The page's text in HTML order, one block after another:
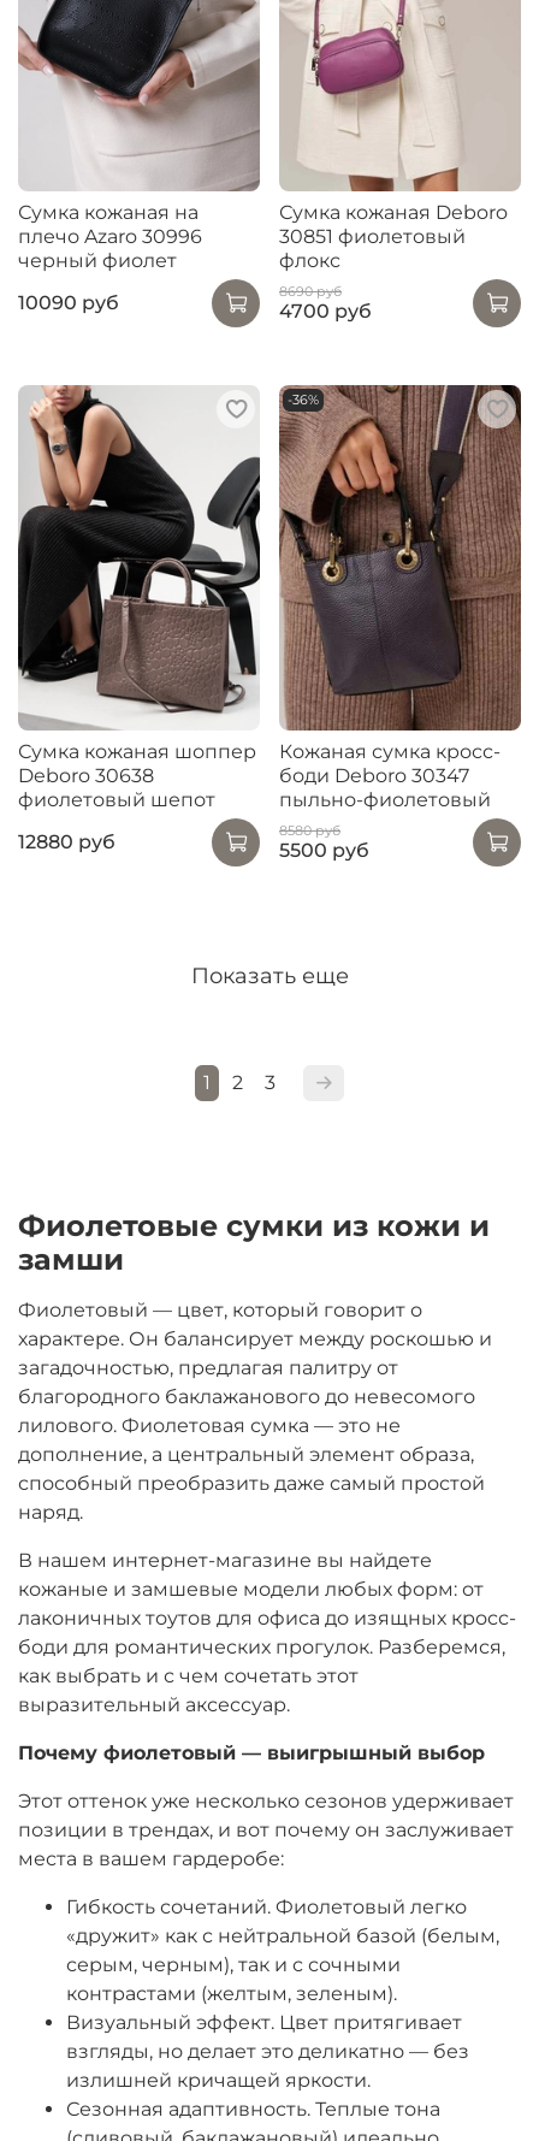
Сумка кожаная на
плечо Azaro 30996
черный фиолет
10090 руб
Сумка кожаная Deboro
30851 фиолетовый
флокс
8690 руб
4700 руб
Сумка кожаная шоппер
Deboro 30638
фиолетовый шепот
12880 руб
-36%
Кожаная сумка кросс-
боди Deboro 30347
пыльно-фиолетовый
8580 руб
5500 руб
Показать еще
1 2 3
Фиолетовые сумки из кожи и
замши
Фиолетовый — цвет, который говорит о
характере. Он балансирует между роскошью и
загадочностью, предлагая палитру от
благородного баклажанового до невесомого
лилового. Фиолетовая сумка — это не
дополнение, а центральный элемент образа,
способный преобразить даже самый простой
наряд.
В нашем интернет-магазине вы найдете
кожаные и замшевые модели любых форм: от
лаконичных тоутов для офиса до изящных кросс-
боди для романтических прогулок. Разберемся,
как выбрать и с чем сочетать этот
выразительный аксессуар.
Почему фиолетовый — выигрышный выбор
Этот оттенок уже несколько сезонов удерживает
позиции в трендах, и вот почему он заслуживает
места в вашем гардеробе:
Гибкость сочетаний. Фиолетовый легко
«дружит» как с нейтральной базой (белым,
серым, черным), так и с сочными
контрастами (желтым, зеленым).
Визуальный эффект. Цвет притягивает
взгляды, но делает это деликатно — без
излишней кричащей яркости.
Сезонная адаптивность. Теплые тона